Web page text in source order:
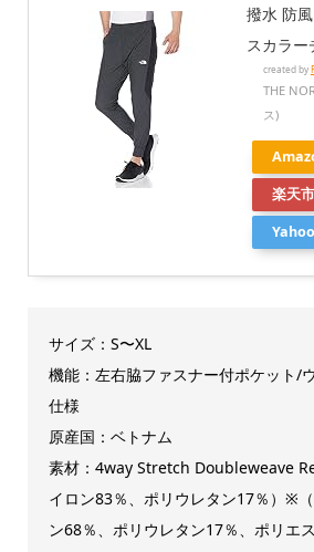
撥水 防
スカラー
created by
THE
ス)
楽天
サイズ：S〜XL
機能：左右脇ファスナー付ポケット/
仕様
原産国：ベトナム
素材：4way Stretch Doubleweave
イロン83％、ポリウレタン17％）※
ン68％、ポリウレタン17％、ポリエ